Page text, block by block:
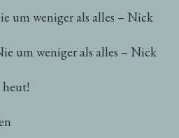
um weniger als alles – Nick
um weniger als alles – Nick
heut!